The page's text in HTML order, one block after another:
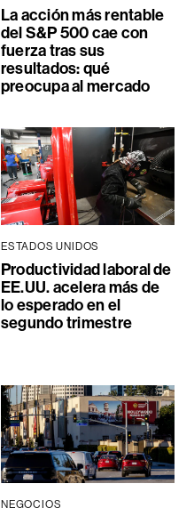
La acción más rentable
del S&P 500 cae con
fuerza tras sus
resultados: qué
preocupa al mercado
ESTADOS UNIDOS
Productividad laboral de
EE.UU. acelera más de
lo esperado en el
segundo trimestre
NEGOCIOS